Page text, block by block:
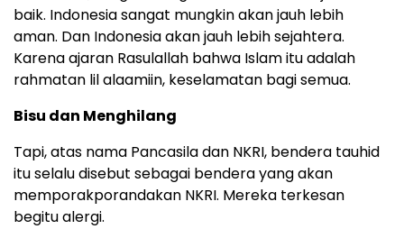
baik. Indonesia sangat mungkin akan jauh lebih
aman. Dan Indonesia akan jauh lebih sejahtera.
Karena ajaran Rasulallah bahwa Islam itu adalah
rahmatan lil alaamiin, keselamatan bagi semua.
Bisu dan Menghilang
Tapi, atas nama Pancasila dan NKRI, bendera tauhid
itu selalu disebut sebagai bendera yang akan
memporakporandakan NKRI. Mereka terkesan
begitu alergi.